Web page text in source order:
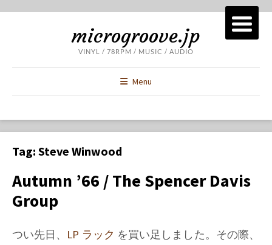
microgroove.jp
VINYL / 78RPM / MUSIC / AUDIO
Menu
Tag: Steve Winwood
Autumn ’66 / The Spencer Davis
Group
つい先日、 LP ラック を買い足しました。その際、